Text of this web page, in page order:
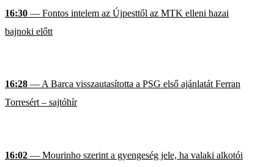
16:30 — Fontos intelem az Újpesttől az MTK elleni hazai
bajnoki előtt
16:28 — A Barca visszautasította a PSG első ajánlatát Ferran
Torresért – sajtóhír
16:02 — Mourinho szerint a gyengeség jele, ha valaki alkotói